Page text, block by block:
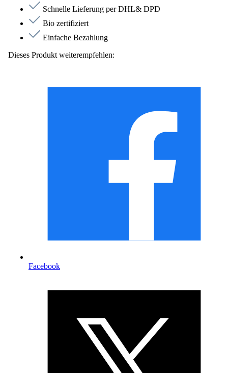
Schnelle Lieferung per DHL& DPD
Bio zertifiziert
Einfache Bezahlung
Dieses Produkt weiterempfehlen:
Facebook